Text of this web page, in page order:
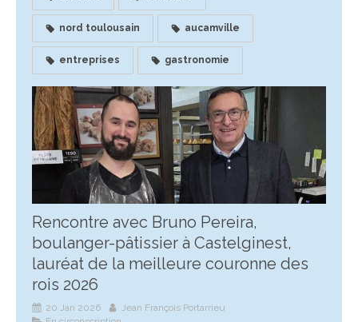
nord toulousain aucamville
entreprises gastronomie
Rencontre avec Bruno Pereira,
boulanger-pâtissier à Castelginest,
lauréat de la meilleure couronne des
rois 2026
20 Jan 2026
Jean François Portarrieu